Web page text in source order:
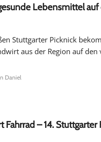
Lebensmittel
Stuttgarter Picknick
aus der Region auf
Daniel
Fahrrad – 14. Stuttgarter